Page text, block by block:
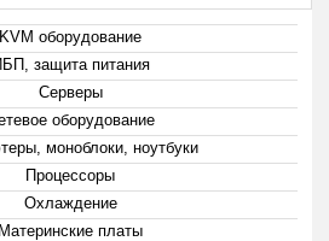
KVM оборудование
защита питания
Серверы
оборудование
моноблоки, ноутбуки
Процессоры
Охлаждение
Материнские платы